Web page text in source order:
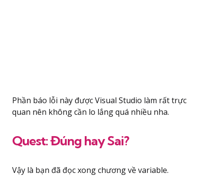
Phần báo lỗi này được Visual Studio làm rất trực
quan nên không cần lo lắng quá nhiều nha.
Quest: Đúng hay Sai?
Vậy là bạn đã đọc xong chương về variable.